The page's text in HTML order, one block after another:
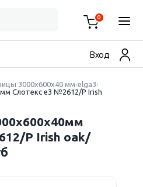
0
Вход
3000х600х40 мм elga3
Слотекс е3 №2612/P Irish
P Irish oak/